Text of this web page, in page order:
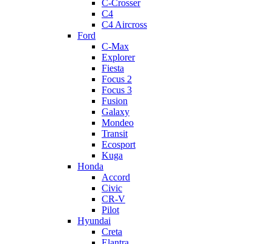
C-Crosser
C4
C4 Aircross
Ford
C-Max
Explorer
Fiesta
Focus 2
Focus 3
Fusion
Galaxy
Mondeo
Transit
Ecosport
Kuga
Honda
Accord
Civic
CR-V
Pilot
Hyundai
Creta